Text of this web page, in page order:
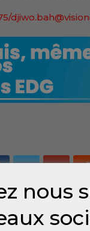
nous